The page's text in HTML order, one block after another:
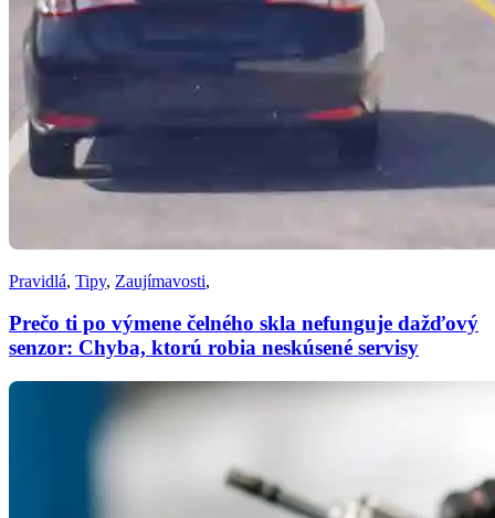
Pravidlá, Tipy, Zaujímavosti,
Prečo ti po výmene čelného skla nefunguje dažďový
senzor: Chyba, ktorú robia neskúsené servisy